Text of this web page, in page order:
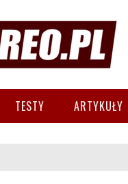
TESTY ARTYKUŁY